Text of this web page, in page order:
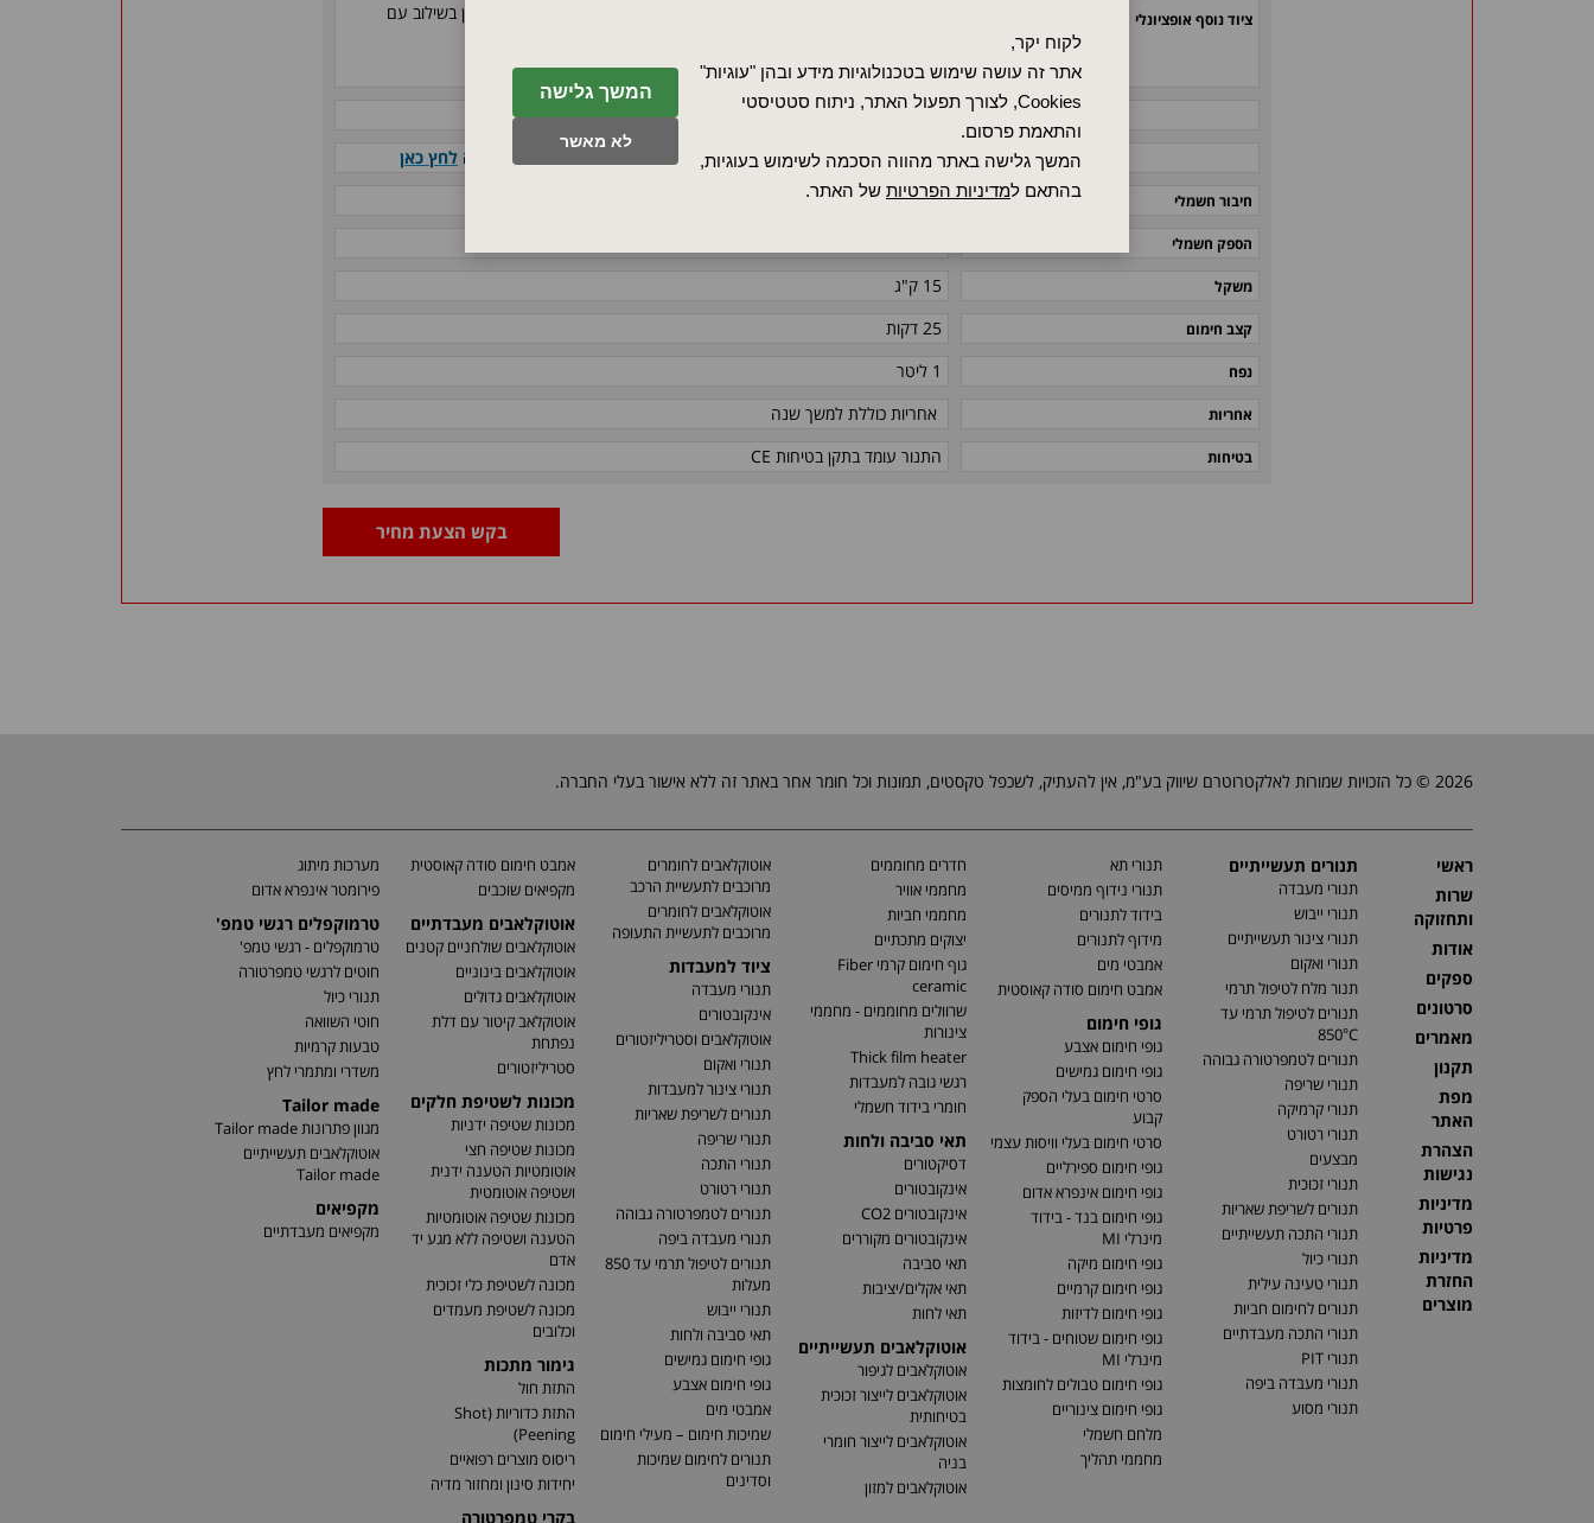
המשך גלישה
לא מאשר
לקוח יקר,
אתר זה עושה שימוש בטכנולוגיות מידע ובהן "עוגיות"
Cookies, לצורך תפעול האתר, ניתוח סטטיסטי
והתאמת פרסום.
המשך גלישה באתר מהווה הסכמה לשימוש בעוגיות,
בהתאם למדיניות הפרטיות של האתר.
ציוד נוסף אופציונלי
(לא זמין בשילוב עם
מערכת אספקת גז ידנית או אוטומטית
לאביזרים נוספיםלחץ כאן
לבקרת תהליכים ותיעוד באמצעות חבילת תוכנה VCD
לניטור, תיעוד ובקרה לחץ כאן
חיבור חשמלי phase 1- למידע נוסף על מתח הספק
הספק חשמלי
משקל 15 ק"ג
קצב חימום 25 דקות
נפח 1 ליטר
אחריות אחריות כוללת למשך שנה
בטיחות התנור עומד בתקן בטיחות CE
בקש הצעת מחיר
2026 © כל הזכויות שמורות לאלקטרוטרם שיווק בע"מ, אין להעתיק, לשכפל טקסטים, תמונות וכל חומר אחר באתר זה ללא אישור בעלי החברה.
ראשי
שרות
ותחזוקה
אודות
ספקים
סרטונים
מאמרים
תקנון
מפת
האתר
הצהרת
נגישות
מדיניות
פרטיות
מדיניות
החזרת
מוצרים
תנורים תעשייתיים
תנורי מעבדה
תנורי ייבוש
תנורי צינור תעשייתיים
תנורי ואקום
תנור מלח לטיפול תרמי
תנורים לטיפול תרמי עד
850°C
תנורים לטמפרטורה גבוהה
תנורי שריפה
תנורי קרמיקה
תנורי רטורט
מבצעים
תנורי זכוכית
תנורים לשריפת שאריות
תנורי התכה תעשייתיים
תנורי כיול
תנורי טעינה עילית
תנורים לחימום חביות
תנורי התכה מעבדתיים
תנורי PIT
תנורי מעבדה ביפה
תנורי מסוע
תנורי תא
תנורי נידוף ממיסים
בידוד לתנורים
מידוף לתנורים
אמבטי מים
אמבט חימום סודה קאוסטית
גופי חימום
גופי חימום אצבע
גופי חימום גמישים
סרטי חימום בעלי הספק
קבוע
סרטי חימום בעלי וויסות עצמי
גופי חימום ספירליים
גופי חימום אינפרא אדום
גופי חימום בנד - בידוד
מינרלי MI
גופי חימום מיקה
גופי חימום קרמיים
גופי חימום לדיזות
גופי חימום שטוחים - בידוד
מינרלי MI
גופי חימום טבולים לחומצות
גופי חימום צינוריים
מלחם חשמלי
מחממי תהליך
חדרים מחוממים
מחממי אוויר
מחממי חביות
יצוקים מתכתיים
גוף חימום קרמי Fiber
ceramic
שרוולים מחוממים - מחממי
צינורות
Thick film heater
רגשי גובה למעבדות
חומרי בידוד חשמלי
תאי סביבה ולחות
דסיקטורים
אינקובטורים
אינקובטורים CO2
אינקובטורים מקוררים
תאי סביבה
תאי אקלים/יציבות
תאי לחות
אוטוקלאבים תעשייתיים
אוטוקלאבים לגיפור
אוטוקלאבים לייצור זכוכית
בטיחותית
אוטוקלאבים לייצור חומרי
בניה
אוטוקלאבים למזון
אוטוקלאבים לחומרים
מרוכבים לתעשיית הרכב
אוטוקלאבים לחומרים
מרוכבים לתעשיית התעופה
ציוד למעבדות
תנורי מעבדה
אינקובטורים
אוטוקלאבים וסטריליזטורים
תנורי ואקום
תנורי צינור למעבדות
תנורים לשריפת שאריות
תנורי שריפה
תנורי התכה
תנורי רטורט
תנורים לטמפרטורה גבוהה
תנורי מעבדה ביפה
תנורים לטיפול תרמי עד 850
מעלות
תנורי ייבוש
תאי סביבה ולחות
גופי חימום גמישים
גופי חימום אצבע
אמבטי מים
שמיכות חימום – מעילי חימום
תנורים לחימום שמיכות
וסדינים
אמבט חימום סודה קאוסטית
מקפיאים שוכבים
אוטוקלאבים מעבדתיים
אוטוקלאבים שולחניים קטנים
אוטוקלאבים בינוניים
אוטוקלאבים גדולים
אוטוקלאב קיטור עם דלת
נפתחת
סטריליזטורים
מכונות לשטיפת חלקים
מכונות שטיפה ידניות
מכונות שטיפה חצי
אוטומטיות הטענה ידנית
ושטיפה אוטומטית
מכונות שטיפה אוטומטיות
הטענה ושטיפה ללא מגע יד
אדם
מכונה לשטיפת כלי זכוכית
מכונה לשטיפת מעמדים
וכלובים
גימור מתכות
התזת חול
התזת כדוריות (Shot
Peening)
ריסוס מוצרים רפואיים
יחידות סינון ומחזור מדיה
בקרי טמפרטורה
מערכות מיתוג
פירומטר אינפרא אדום
טרמוקפלים רגשי טמפ'
טרמוקפלים - רגשי טמפ'
חוטים לרגשי טמפרטורה
תנורי כיול
חוטי השוואה
טבעות קרמיות
משדרי ומתמרי לחץ
Tailor made
מגוון פתרונות Tailor made
אוטוקלאבים תעשייתיים
Tailor made
מקפיאים
מקפיאים מעבדתיים